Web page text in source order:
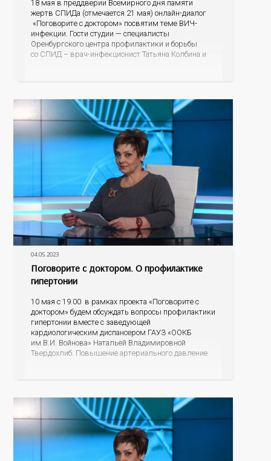
18 мая в преддверии Всемирного дня памяти
жертв СПИДа (отмечается 21 мая) онлайн-диалог
«Поговорите с доктором» посвятим теме ВИЧ-
инфекции. Гости студии — специалисты
Оренбургского центра профилактики и борьбы
со СПИД – врач-инфекционист Татьяна Колбина и
бесплатную помощь; как обезопасить своих
04.05.2023
Поговорите с доктором. О профилактике
гипертонии
10 мая с 19.00 в рамках проекта «Поговорите с
доктором» будем обсуждать вопросы профилактики
гипертонии вместе с заведующей
кардиологическим диспансером ГАУЗ «ООКБ
им.В.И. Войнова» Натальей Владимировной
Твердохлиб. Повышение артериального давление
зрительных органов, осложнений беременности